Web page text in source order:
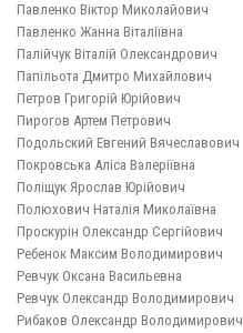
Павленко Віктор Миколайович
Павленко Жанна Віталіївна
Палійчук Віталій Олександрович
Папільота Дмитро Михайлович
Петров Григорій Юрійович
Пирогов Артем Петрович
Подольский Евгений Вячеславович
Покровська Аліса Валеріївна
Поліщук Ярослав Юрійович
Полюхович Наталія Миколаївна
Проскурін Олександр Сергійович
Ребенок Максим Володимирович
Ревчук Оксана Васильевна
Ревчук Олександр Володимирович
Рибаков Олександр Володимирович